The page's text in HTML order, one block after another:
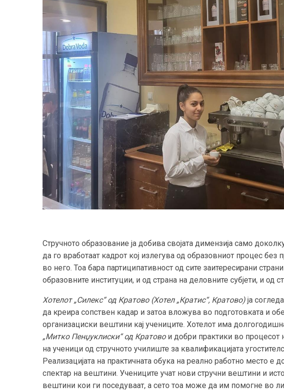
Стручното образование ја добива својата димензија само
да го вработаат кадрот кој излегува од образовниот процес
во него. Тоа бара партиципативност од сите заитересирани
образовните институции, и од страна на деловните субјети, и од
Хотелот „Силекс“ од Кратово (Хотел „Кратис“, Кратово) ја
да креира сопствен кадар и затоа вложува во подготовката и
организациски вештини кај учениците. Хотелот има
„Митко Пенџуклиски“ од Кратовои добри практики во процесот
на ученици од стручното училиште за квалификацијата
Реализацијата на практичната обука на реално работно место
спектар на вештини. Учениците учат нови стручни вештини и
вештини кои ги поседуваат, а сето тоа може да им помогне во